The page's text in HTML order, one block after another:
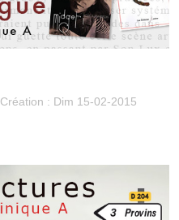
Création : Dim 15-02-2015